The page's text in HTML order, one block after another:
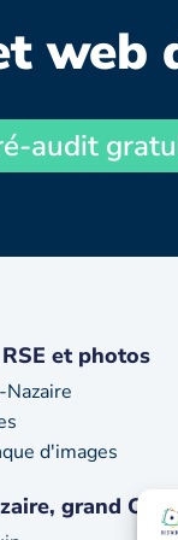
web
audit
et photos
d'images
grand